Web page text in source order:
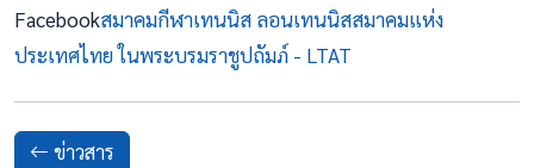
Facebookสมาคมกีฬาเทนนิส ลอนเทนนิสสมาคมแห่ง
ประเทศไทย ในพระบรมราชูปถัมภ์ - LTAT
ข่าวสาร